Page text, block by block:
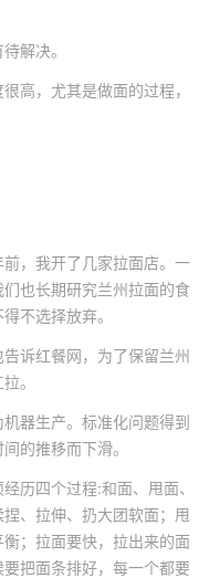
解决。
高，尤其是做面的过程，
，我开了几家拉面店。一
也长期研究兰州拉面的食
不选择放弃。
诉红餐网，为了保留兰州
。
器生产。标准化问题得到
的推移而下滑。
历四个过程:和面、甩面、
、拉伸、扔大团软面；甩
；拉面要快，拉出来的面
把面条排好，每一个都要